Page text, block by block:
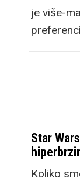
je više-
Star
Koliko